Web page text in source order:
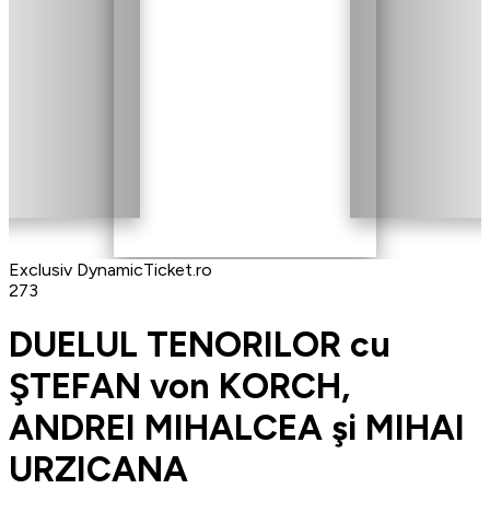
Exclusiv DynamicTicket.ro
273
DUELUL TENORILOR cu
ŞTEFAN von KORCH,
ANDREI MIHALCEA şi MIHAI
URZICANA